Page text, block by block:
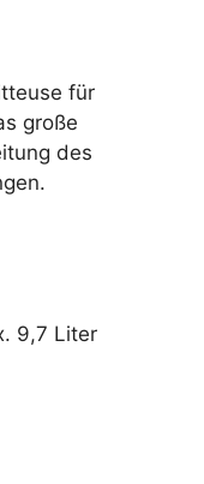
für
große
des
9,7 Liter